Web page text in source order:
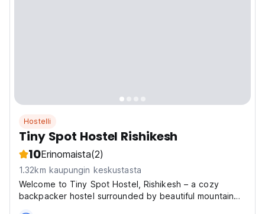
Hostelli
Tiny Spot Hostel Rishikesh
10Erinomaista(2)
1.32km kaupungin keskustasta
Welcome to Tiny Spot Hostel, Rishikesh – a cozy
backpacker hostel surrounded by beautiful mountain